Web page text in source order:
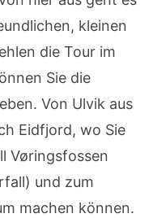
kleinen
die Tour im
Sie die
Von Ulvik aus
Eidfjord, wo Sie
Vøringsfossen
und zum
machen können.